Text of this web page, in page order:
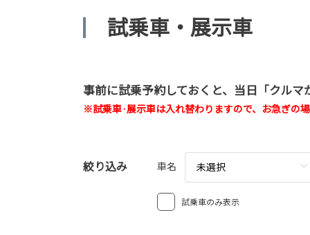
試乗車・展示車
事前に試乗予約しておくと、当日「クル
※試乗車·展示車は入れ替わりますので、お急ぎの
絞り込み 車名 未選択
試乗車のみ表示